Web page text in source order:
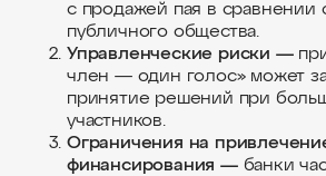
с продажей пая в сравнении
публичного общества.
Управленческие риски —
член — один голос» может
принятие решений при
участников.
Ограничения на
финансирования —банки